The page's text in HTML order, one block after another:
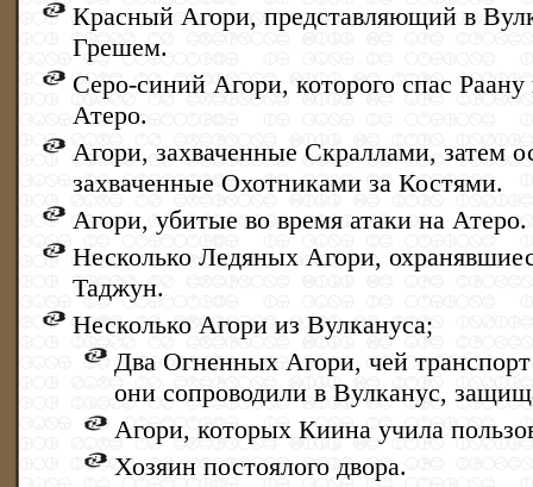
Красный Агори, представляющий в
Грешем.
Серо-синий Агори, которого спас
Атеро.
Агори, захваченные Скраллами, затем
захваченные Охотниками за Костями.
Агори, убитые во время атаки на Атеро.
Несколько Ледяных Агори,
Таджун.
Несколько Агори из Вулкануса;
Два Огненных Агори, чей
они сопроводили в Вулканус,
Агори, которых Киина учила
Хозяин постоялого двора.